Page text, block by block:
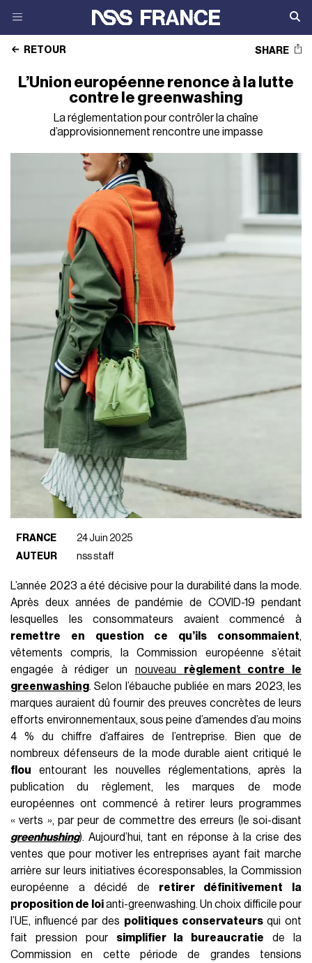
RETOUR SHARE
L’Union européenne renonce à la lutte
contre le greenwashing
La réglementation pour contrôler la chaîne
d’approvisionnement rencontre une impasse
FRANCE
24 Juin 2025
AUTEUR
nss staff
L’année 2023 a été décisive pour la durabilité dans la mode.
Après deux années de pandémie de COVID-19 pendant
lesquelles les consommateurs avaient commencé à
remettre en question ce qu’ils consommaient,
vêtements compris, la Commission européenne s’était
engagée à rédiger un nouveau règlement contre le
greenwashing. Selon l’ébauche publiée en mars 2023, les
marques auraient dû fournir des preuves concrètes de leurs
efforts environnementaux, sous peine d’amendes d’au moins
4 % du chiffre d’affaires de l’entreprise. Bien que de
nombreux défenseurs de la mode durable aient critiqué le
flou entourant les nouvelles réglementations, après la
publication du règlement, les marques de mode
européennes ont commencé à retirer leurs programmes
« verts », par peur de commettre des erreurs (le soi-disant
greenhushing). Aujourd’hui, tant en réponse à la crise des
ventes que pour motiver les entreprises ayant fait marche
arrière sur leurs initiatives écoresponsables, la Commission
européenne a décidé de retirer définitivement la
proposition de loianti-greenwashing. Un choix difficile pour
l’UE, influencé par des politiques conservateursqui ont
fait pression pour simplifier la bureaucratie de la
Commission en cette période de grandes tensions